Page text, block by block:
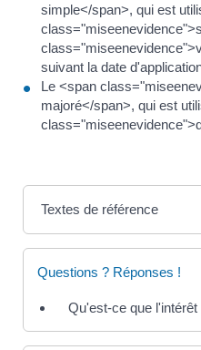
simple</span>, qui est
suivant la date
Le <span
majoré</span>, qui est
Textes de référence
Questions ? Réponses !
Qu'est-ce que l'intérêt